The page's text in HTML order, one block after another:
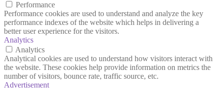
Performance
Performance cookies are used to understand and analyze the key
performance indexes of the website which helps in delivering a
better user experience for the visitors.
Analytics
Analytics
Analytical cookies are used to understand how visitors interact with
the website. These cookies help provide information on metrics the
number of visitors, bounce rate, traffic source, etc.
Advertisement